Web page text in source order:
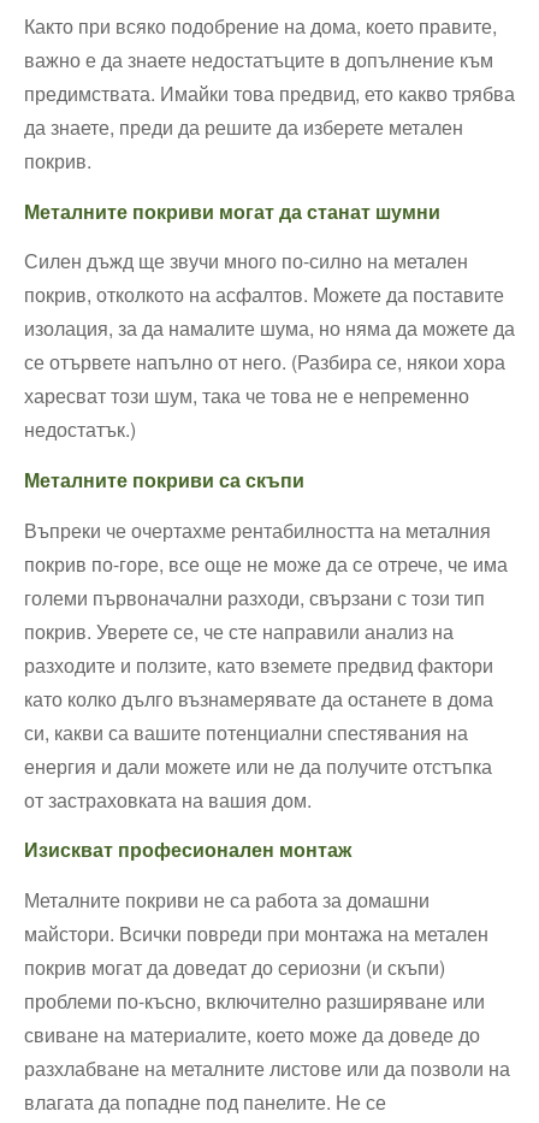
Както при всяко подобрение на дома, което правите,
важно е да знаете недостатъците в допълнение към
предимствата. Имайки това предвид, ето какво трябва
да знаете, преди да решите да изберете метален
покрив.
Металните покриви могат да станат шумни
Силен дъжд ще звучи много по-силно на метален
покрив, отколкото на асфалтов. Можете да поставите
изолация, за да намалите шума, но няма да можете да
се отървете напълно от него. (Разбира се, някои хора
харесват този шум, така че това не е непременно
недостатък.)
Металните покриви са скъпи
Въпреки че очертахме рентабилността на металния
покрив по-горе, все още не може да се отрече, че има
големи първоначални разходи, свързани с този тип
покрив. Уверете се, че сте направили анализ на
разходите и ползите, като вземете предвид фактори
като колко дълго възнамерявате да останете в дома
си, какви са вашите потенциални спестявания на
енергия и дали можете или не да получите отстъпка
от застраховката на вашия дом.
Изискват професионален монтаж
Металните покриви не са работа за домашни
майстори. Всички повреди при монтажа на метален
покрив могат да доведат до сериозни (и скъпи)
проблеми по-късно, включително разширяване или
свиване на материалите, което може да доведе до
разхлабване на металните листове или да позволи на
влагата да попадне под панелите. Не се